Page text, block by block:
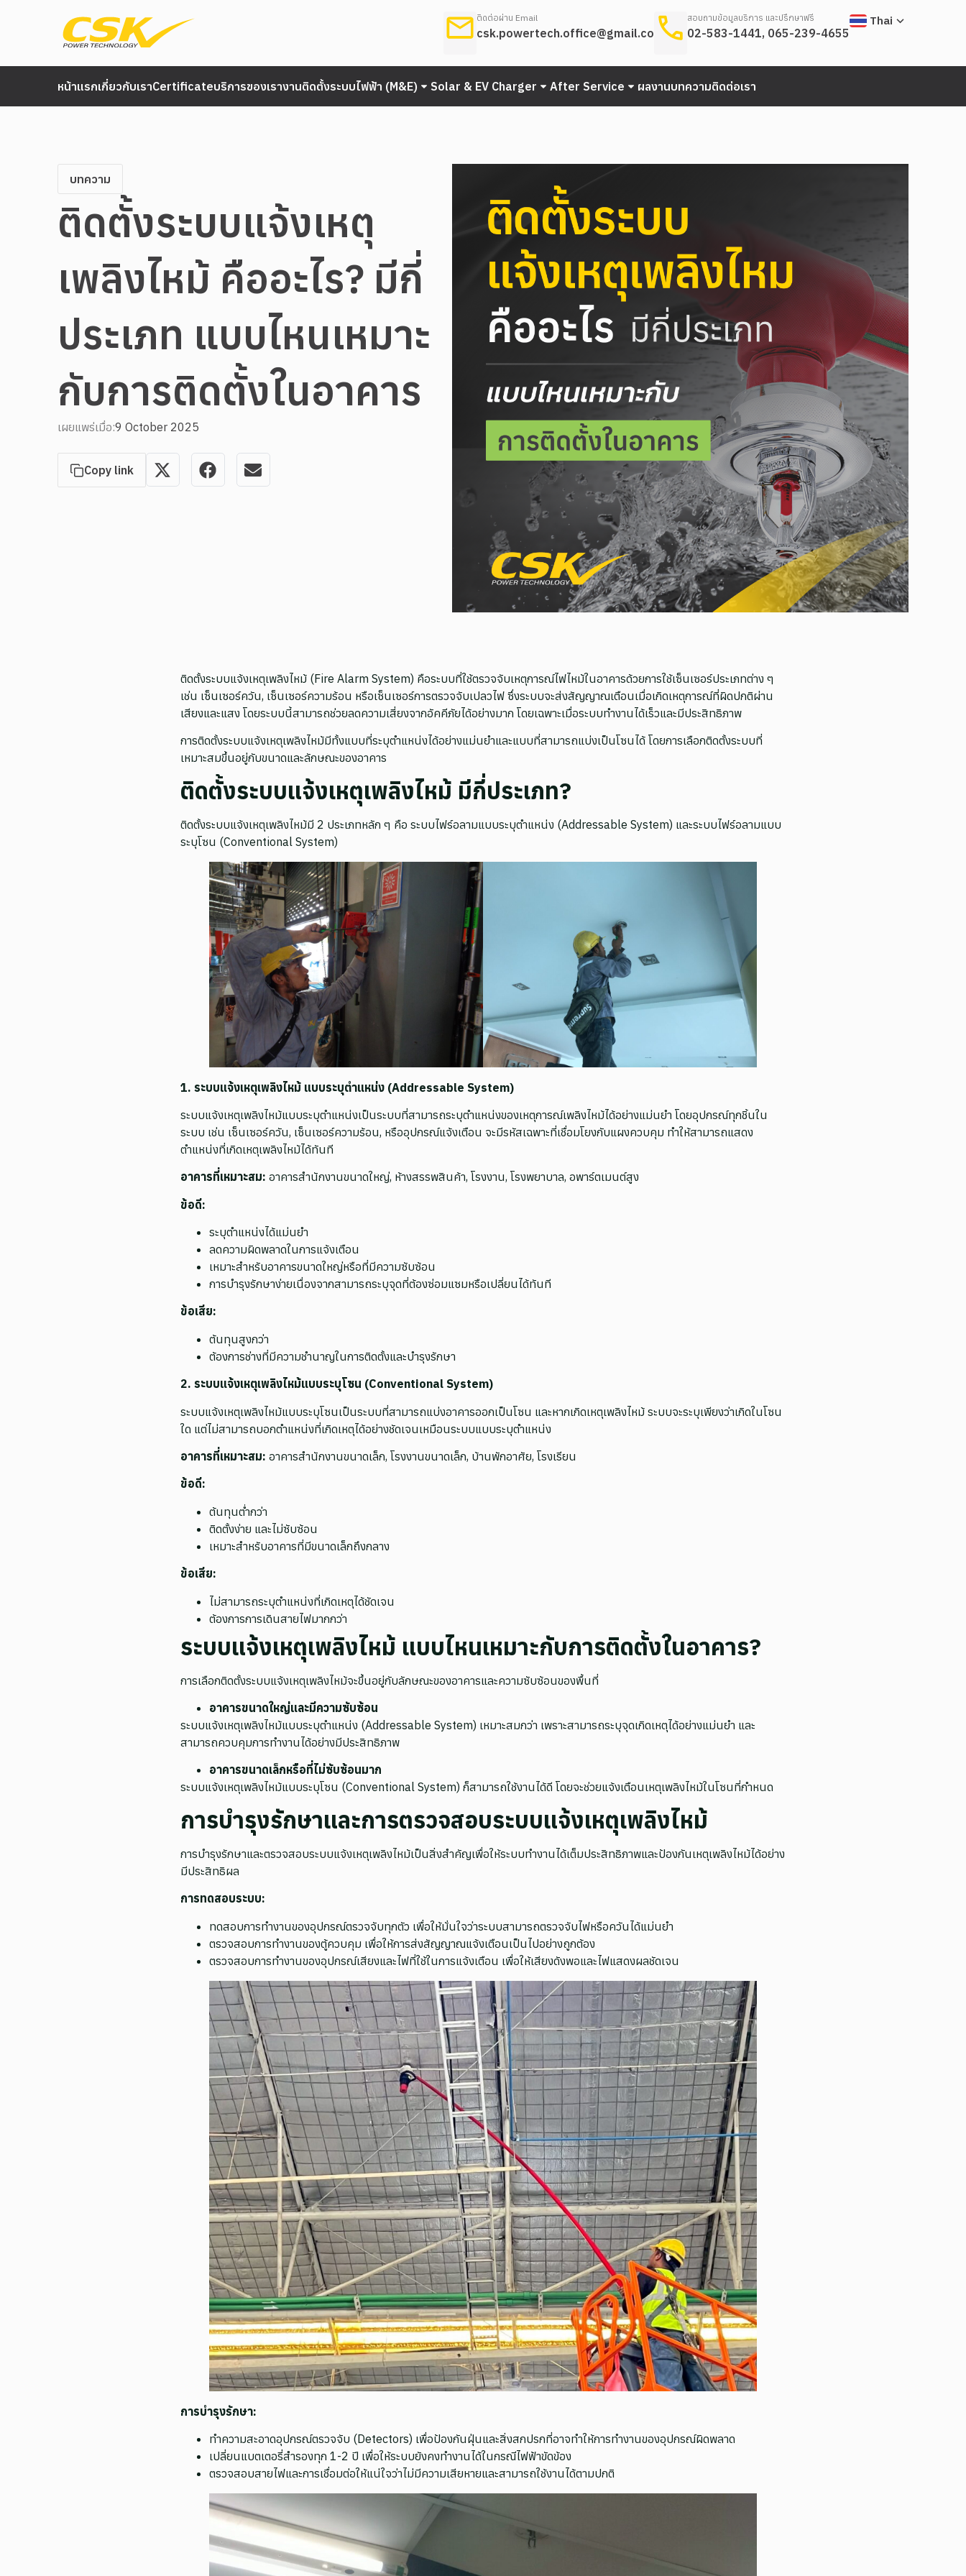
ติดต่อผ่าน Email
csk.powertech.office@gmail.com
สอบถามข้อมูลบริการ และปรึกษาฟรี
02-583-1441, 065-239-4655
Thai
หน้าแรกเกี่ยวกับเราCertificateบริการของเรางานติดตั้งระบบไฟฟ้า (M&E) Solar & EV Charger After Service ผลงานบทความติดต่อเรา
บทความ
ติดตั้งระบบแจ้งเหตุ
เพลิงไหม้ คืออะไร? มีกี่
ประเภท แบบไหนเหมาะ
กับการติดตั้งในอาคาร
เผยแพร่เมื่อ:9 October 2025
Copy link
ติดตั้งระบบแจ้งเหตุเพลิงไหม้ (Fire Alarm System) คือระบบที่ใช้ตรวจจับเหตุการณ์ไฟไหม้ในอาคารด้วยการใช้เซ็นเซอร์ประเภทต่าง ๆ
เช่น เซ็นเซอร์ควัน, เซ็นเซอร์ความร้อน หรือเซ็นเซอร์การตรวจจับเปลวไฟ ซึ่งระบบจะส่งสัญญาณเตือนเมื่อเกิดเหตุการณ์ที่ผิดปกติผ่าน
เสียงและแสง โดยระบบนี้สามารถช่วยลดความเสี่ยงจากอัคคีภัยได้อย่างมาก โดยเฉพาะเมื่อระบบทำงานได้เร็วและมีประสิทธิภาพ
การติดตั้งระบบแจ้งเหตุเพลิงไหม้มีทั้งแบบที่ระบุตำแหน่งได้อย่างแม่นยำและแบบที่สามารถแบ่งเป็นโซนได้ โดยการเลือกติดตั้งระบบที่
เหมาะสมขึ้นอยู่กับขนาดและลักษณะของอาคาร
ติดตั้งระบบแจ้งเหตุเพลิงไหม้ มีกี่ประเภท?
ติดตั้งระบบแจ้งเหตุเพลิงไหม้มี 2 ประเภทหลัก ๆ คือ ระบบไฟร์อลามแบบระบุตำแหน่ง (Addressable System) และระบบไฟร์อลามแบบ
ระบุโซน (Conventional System)
1. ระบบแจ้งเหตุเพลิงไหม้ แบบระบุตำแหน่ง (Addressable System)
ระบบแจ้งเหตุเพลิงไหม้แบบระบุตำแหน่งเป็นระบบที่สามารถระบุตำแหน่งของเหตุการณ์เพลิงไหม้ได้อย่างแม่นยำ โดยอุปกรณ์ทุกชิ้นใน
ระบบ เช่น เซ็นเซอร์ควัน, เซ็นเซอร์ความร้อน, หรืออุปกรณ์แจ้งเตือน จะมีรหัสเฉพาะที่เชื่อมโยงกับแผงควบคุม ทำให้สามารถแสดง
ตำแหน่งที่เกิดเหตุเพลิงไหม้ได้ทันที
อาคารที่เหมาะสม: อาคารสำนักงานขนาดใหญ่, ห้างสรรพสินค้า, โรงงาน, โรงพยาบาล, อพาร์ตเมนต์สูง
ข้อดี:
ระบุตำแหน่งได้แม่นยำ
ลดความผิดพลาดในการแจ้งเตือน
เหมาะสำหรับอาคารขนาดใหญ่หรือที่มีความซับซ้อน
การบำรุงรักษาง่ายเนื่องจากสามารถระบุจุดที่ต้องซ่อมแซมหรือเปลี่ยนได้ทันที
ข้อเสีย:
ต้นทุนสูงกว่า
ต้องการช่างที่มีความชำนาญในการติดตั้งและบำรุงรักษา
2. ระบบแจ้งเหตุเพลิงไหม้แบบระบุโซน (Conventional System)
ระบบแจ้งเหตุเพลิงไหม้แบบระบุโซนเป็นระบบที่สามารถแบ่งอาคารออกเป็นโซน และหากเกิดเหตุเพลิงไหม้ ระบบจะระบุเพียงว่าเกิดในโซน
ใด แต่ไม่สามารถบอกตำแหน่งที่เกิดเหตุได้อย่างชัดเจนเหมือนระบบแบบระบุตำแหน่ง
อาคารที่เหมาะสม: อาคารสำนักงานขนาดเล็ก, โรงงานขนาดเล็ก, บ้านพักอาศัย, โรงเรียน
ข้อดี:
ต้นทุนต่ำกว่า
ติดตั้งง่าย และไม่ซับซ้อน
เหมาะสำหรับอาคารที่มีขนาดเล็กถึงกลาง
ข้อเสีย:
ไม่สามารถระบุตำแหน่งที่เกิดเหตุได้ชัดเจน
ต้องการการเดินสายไฟมากกว่า
ระบบแจ้งเหตุเพลิงไหม้ แบบไหนเหมาะกับการติดตั้งในอาคาร?
การเลือกติดตั้งระบบแจ้งเหตุเพลิงไหม้จะขึ้นอยู่กับลักษณะของอาคารและความซับซ้อนของพื้นที่
อาคารขนาดใหญ่และมีความซับซ้อน
ระบบแจ้งเหตุเพลิงไหม้แบบระบุตำแหน่ง (Addressable System) เหมาะสมกว่า เพราะสามารถระบุจุดเกิดเหตุได้อย่างแม่นยำ และ
สามารถควบคุมการทำงานได้อย่างมีประสิทธิภาพ
อาคารขนาดเล็กหรือที่ไม่ซับซ้อนมาก
ระบบแจ้งเหตุเพลิงไหม้แบบระบุโซน (Conventional System) ก็สามารถใช้งานได้ดี โดยจะช่วยแจ้งเตือนเหตุเพลิงไหม้ในโซนที่กำหนด
การบำรุงรักษาและการตรวจสอบระบบแจ้งเหตุเพลิงไหม้
การบำรุงรักษาและตรวจสอบระบบแจ้งเหตุเพลิงไหม้เป็นสิ่งสำคัญเพื่อให้ระบบทำงานได้เต็มประสิทธิภาพและป้องกันเหตุเพลิงไหม้ได้อย่าง
มีประสิทธิผล
การทดสอบระบบ:
ทดสอบการทำงานของอุปกรณ์ตรวจจับทุกตัว เพื่อให้มั่นใจว่าระบบสามารถตรวจจับไฟหรือควันได้แม่นยำ
ตรวจสอบการทำงานของตู้ควบคุม เพื่อให้การส่งสัญญาณแจ้งเตือนเป็นไปอย่างถูกต้อง
ตรวจสอบการทำงานของอุปกรณ์เสียงและไฟที่ใช้ในการแจ้งเตือน เพื่อให้เสียงดังพอและไฟแสดงผลชัดเจน
การบำรุงรักษา:
ทำความสะอาดอุปกรณ์ตรวจจับ (Detectors) เพื่อป้องกันฝุ่นและสิ่งสกปรกที่อาจทำให้การทำงานของอุปกรณ์ผิดพลาด
เปลี่ยนแบตเตอรี่สำรองทุก 1-2 ปี เพื่อให้ระบบยังคงทำงานได้ในกรณีไฟฟ้าขัดข้อง
ตรวจสอบสายไฟและการเชื่อมต่อให้แน่ใจว่าไม่มีความเสียหายและสามารถใช้งานได้ตามปกติ